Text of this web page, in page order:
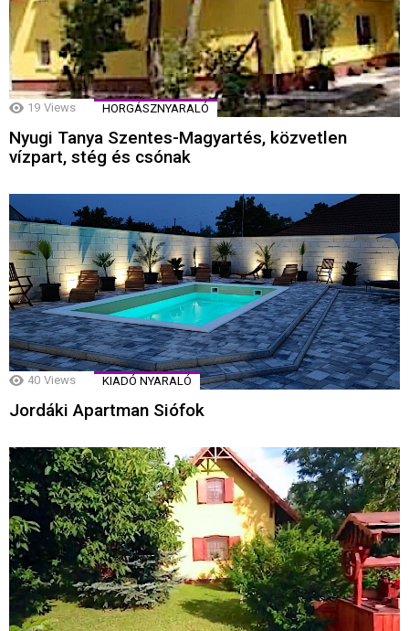
19 Views HORGÁSZNYARALÓ
Nyugi Tanya Szentes-Magyartés, közvetlen
vízpart, stég és csónak
40 Views KIADÓ NYARALÓ
Jordáki Apartman Siófok